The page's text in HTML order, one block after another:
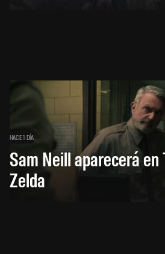
HACE 1 DÍA
Sam Neill aparecerá en
Zelda